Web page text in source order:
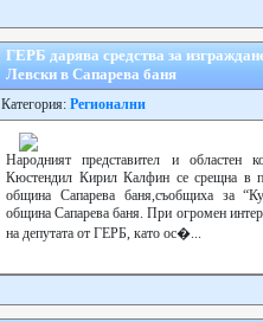
ГЕРБ дарява средства за
Левски в Сапарева баня
Категория: Регионални
Народният представител и
Кюстендил Кирил Калфин се срещна в
община Сапарева баня,съобщиха за
община Сапарева баня. При огромен
на депутата от ГЕРБ, като ос�...